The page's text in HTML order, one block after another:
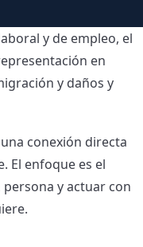
y de empleo, el
en
y daños y
conexión directa
El enfoque es el
y actuar con